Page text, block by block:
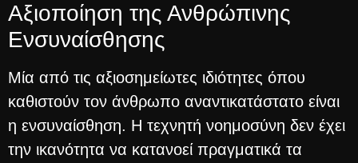
Αξιοποίηση της Ανθρώπινης
Ενσυναίσθησης
Μία από τις αξιοσημείωτες ιδιότητες όπου
καθιστούν τον άνθρωπο αναντικατάστατο είναι
η ενσυναίσθηση. Η τεχνητή νοημοσύνη δεν έχει
την ικανότητα να κατανοεί πραγματικά τα